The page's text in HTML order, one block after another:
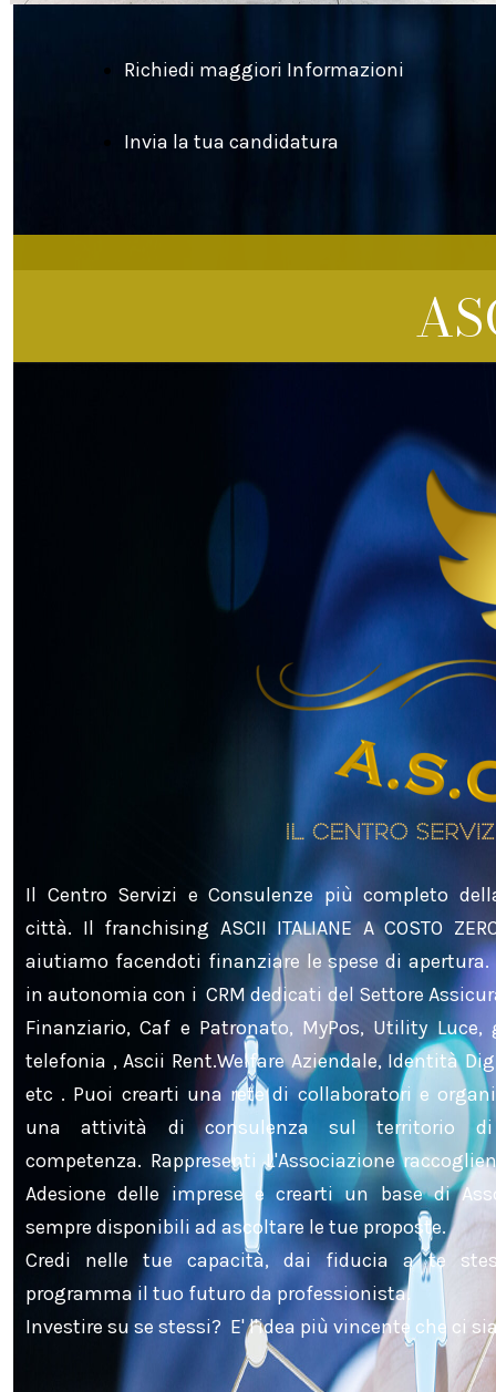
Richiedi maggiori Informazioni
Invia la tua candidatura
Il Centro Servizi e Consulenze più completo
città. Il franchising ASCII ITALIANE A COSTO
aiutiamo facendoti finanziare le spese di apertura.
in autonomia con i CRM dedicati del Settore
Finanziario, Caf e Patronato, MyPos, Utility Luce,
telefonia , Ascii Rent.Welfare Aziendale, Identità
etc . Puoi crearti una rete di collaboratori e
una attività di consulenza sul territorio
competenza. Rappresenti L'Associazione
Adesione delle imprese e crearti un base di
sempre disponibili ad ascoltare le tue proposte.
Credi nelle tue capacità, dai fiducia a te
programma il tuo futuro da professionista.
Investire su se stessi? E' l'idea più vincente che ci